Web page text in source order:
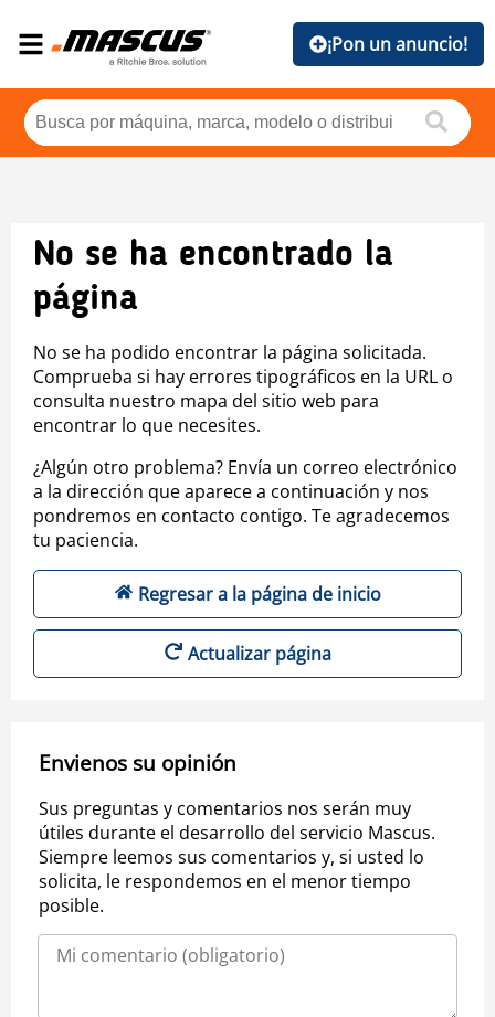
¡Pon un anuncio!
No se ha encontrado la
página
No se ha podido encontrar la página solicitada.
Comprueba si hay errores tipográficos en la URL o
consulta nuestro mapa del sitio web para
encontrar lo que necesites.
¿Algún otro problema? Envía un correo electrónico
a la dirección que aparece a continuación y nos
pondremos en contacto contigo. Te agradecemos
tu paciencia.
Regresar a la página de inicio
Actualizar página
Envienos su opinión
Sus preguntas y comentarios nos serán muy
útiles durante el desarrollo del servicio Mascus.
Siempre leemos sus comentarios y, si usted lo
solicita, le respondemos en el menor tiempo
posible.